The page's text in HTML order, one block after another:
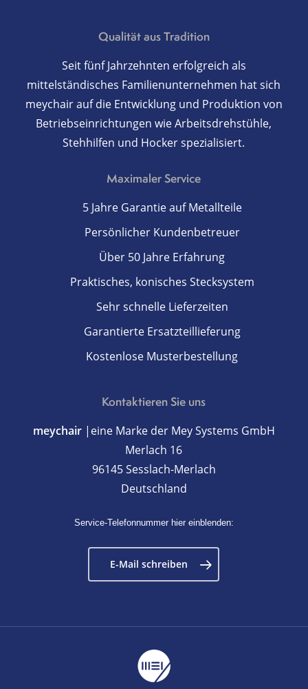
Qualität aus Tradition
Seit fünf Jahrzehnten erfolgreich als
mittelständisches Familienunternehmen hat sich
meychair auf die Entwicklung und Produktion von
Betriebseinrichtungen wie Arbeitsdrehstühle,
Stehhilfen und Hocker spezialisiert.
Maximaler Service
5 Jahre Garantie auf Metallteile
Persönlicher Kundenbetreuer
Über 50 Jahre Erfahrung
Praktisches, konisches Stecksystem
Sehr schnelle Lieferzeiten
Garantierte Ersatzteillieferung
Kostenlose Musterbestellung
Kontaktieren Sie uns
meychair|eine Marke der Mey Systems GmbH
Merlach 16
96145 Sesslach-Merlach
Deutschland
Service-Telefonnummer hier einblenden:
E-Mail schreiben